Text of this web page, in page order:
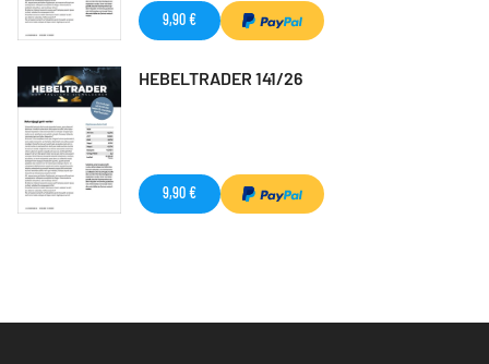
9,90 €
HEBELTRADER 141/26
9,90 €